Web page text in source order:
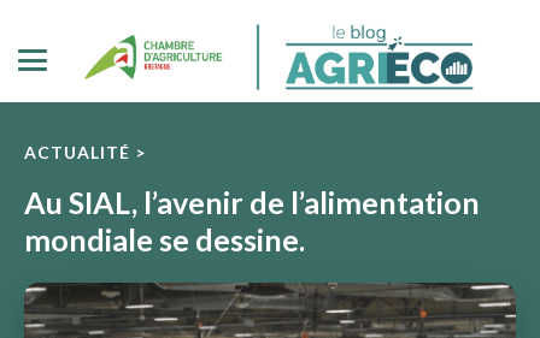
ACTUALITÉ >
Au SIAL, l’avenir de l’alimentation
mondiale se dessine.